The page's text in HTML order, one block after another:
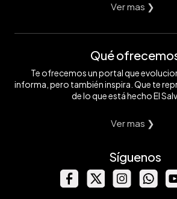
Ver mas ❯
Qué
Te ofrecemos un portal que
informa, pero también inspira. Que te
de lo que está hecho El
Ver mas ❯
Síguenos